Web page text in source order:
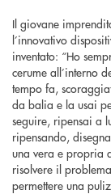
Il giovane
l’innovativo
inventato: “Ho
cerume all’interno
tempo fa,
da balia e la usai
seguire, ripensai a
ripensando,
una vera e propria
risolvere il
permettere una